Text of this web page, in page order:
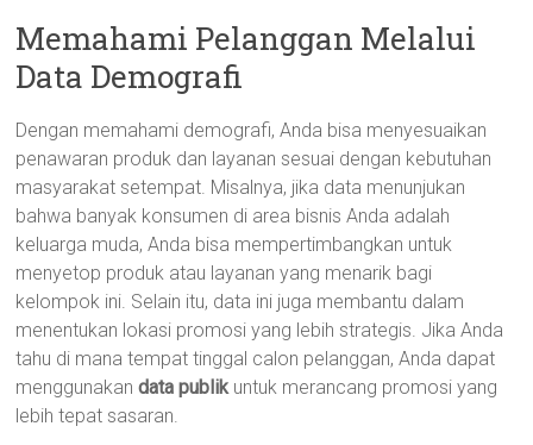
Memahami Pelanggan Melalui
Data Demografi
Dengan memahami demografi, Anda bisa menyesuaikan
penawaran produk dan layanan sesuai dengan kebutuhan
masyarakat setempat. Misalnya, jika data menunjukan
bahwa banyak konsumen di area bisnis Anda adalah
keluarga muda, Anda bisa mempertimbangkan untuk
menyetop produk atau layanan yang menarik bagi
kelompok ini. Selain itu, data ini juga membantu dalam
menentukan lokasi promosi yang lebih strategis. Jika Anda
tahu di mana tempat tinggal calon pelanggan, Anda dapat
menggunakandata publikuntuk merancang promosi yang
lebih tepat sasaran.